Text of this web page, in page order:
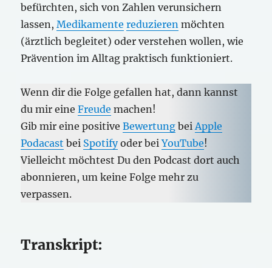
befürchten, sich von Zahlen verunsichern
lassen,Medikamente reduzieren möchten
(ärztlich begleitet) oder verstehen wollen, wie
Prävention im Alltag praktisch funktioniert.
Wenn dir die Folge gefallen hat, dann kannst
du mir eineFreude machen!
Gib mir eine positiveBewertung bei Apple
Podacast bei Spotifyoder beiYouTube!
Vielleicht möchtest Du den Podcast dort auch
abonnieren, um keine Folge mehr zu
verpassen.
Transkript: